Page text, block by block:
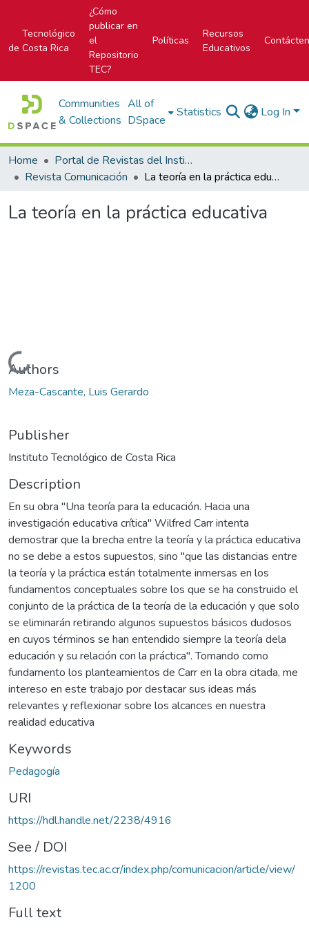
Tecnológico
de Costa Rica
¿Cómo
publicar en
el
Repositorio
TEC?
Políticas
Recursos
Educativos
Communities
& Collections
All of
DSpace
Statistics Log In
Home
Portal de Revistas del Instituto Tecnológico de Costa Rica
Revista Comunicación
La teoría en la práctica educativa
La teoría en la práctica educativa
Loading...
Authors
Meza-Cascante, Luis Gerardo
Publisher
Instituto Tecnológico de Costa Rica
Description
En su obra "Una teoría para la educación. Hacia una
investigación educativa crítica" Wilfred Carr intenta
demostrar que la brecha entre la teoría y la práctica educativa
no se debe a estos supuestos, sino "que las distancias entre
la teoría y la práctica están totalmente inmersas en los
fundamentos conceptuales sobre los que se ha construido el
conjunto de la práctica de la teoría de la educación y que solo
se eliminarán retirando algunos supuestos básicos dudosos
en cuyos términos se han entendido siempre la teoría dela
educación y su relación con la práctica". Tomando como
fundamento los planteamientos de Carr en la obra citada, me
intereso en este trabajo por destacar sus ideas más
relevantes y reflexionar sobre los alcances en nuestra
realidad educativa
Keywords
Pedagogía
URI
https://hdl.handle.net/2238/4916
See / DOI
https://revistas.tec.ac.cr/index.php/comunicacion/article/view/
1200
Full text